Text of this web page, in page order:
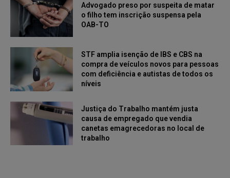
Advogado preso por suspeita de matar
o filho tem inscrição suspensa pela
OAB-TO
STF amplia isenção de IBS e CBS na
compra de veículos novos para pessoas
com deficiência e autistas de todos os
níveis
Justiça do Trabalho mantém justa
causa de empregado que vendia
canetas emagrecedoras no local de
trabalho